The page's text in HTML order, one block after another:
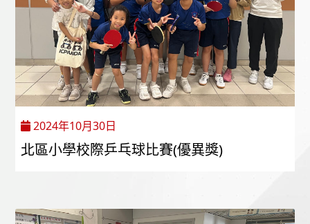
2024年10月30日
北區小學校際乒乓球比賽(優異獎)